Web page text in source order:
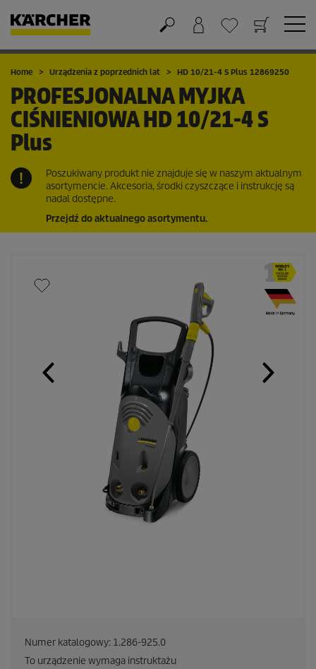
Koszyk
Lista życzeń
Home Urządzenia z poprzednich lat HD 10/21-4 S Plus 12869250
PROFESJONALNA MYJKA
CIŚNIENIOWAHD 10/21-4 S
Plus
Poszukiwany produkt nie znajduje się w naszym aktualnym
asortymencie. Akcesoria, środki czyszczące i instrukcję są
nadal dostępne.
Przejdź do aktualnego asortymentu.
Numer katalogowy: 1.286-925.0
To urządzenie wymaga instruktażu